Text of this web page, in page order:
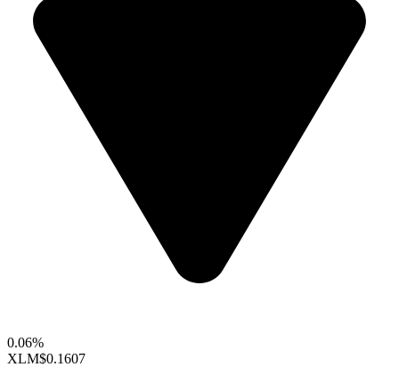
0.06%
XLM$0.1607